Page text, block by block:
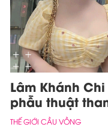
Lâm Khánh
phẫu thuật
THẾ GIỚI CẦU VỒNG